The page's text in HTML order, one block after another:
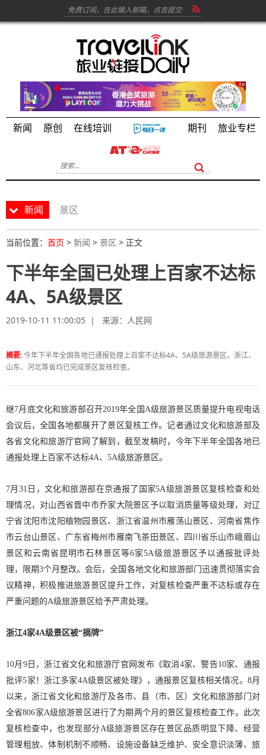
新闻 原创 在线培训 期刊 旅业专栏
新闻 景区
当前位置： 首页 > 新闻 > 景区 > 正文
下半年全国已处理上百家不达标
4A、5A级景区
2019-10-11 11:00:05 | 来源： 人民网
摘要:今年下半年全国各地已通报处理上百家不达标4A、5A级旅游景区。浙江、
山东、河北等省均已完成景区复核检查。
继7月底文化和旅游部召开2019年全国A级旅游景区质量提升电视电话
会议后，全国各地都展开了景区复核工作。记者通过文化和旅游部及
各省文化和旅游厅官网了解到，截至发稿时，今年下半年全国各地已
通报处理上百家不达标4A、5A级旅游景区。
7月31日，文化和旅游部在京通报了国家5A级旅游景区复核检查和处
理情况，对山西省晋中市乔家大院景区予以取消质量等级处理，对辽
宁省沈阳市沈阳植物园景区、浙江省温州市雁荡山景区、河南省焦作
市云台山景区、广东省梅州市雁南飞茶田景区、四川省乐山市峨眉山
景区和云南省昆明市石林景区等6家5A级旅游景区予以通报批评处
理，限期3个月整改。会后，全国各地文化和旅游部门迅速贯彻落实会
议精神，积极推进旅游景区提升工作，对复核检查严重不达标或存在
严重问题的A级旅游景区给予严肃处理。
浙江4家4A级景区被“摘牌”
10月9日，浙江省文化和旅游厅官网发布《取消4家、警告10家、通报
批评5家！浙江多家4A级景区被处理》，通报景区复核相关情况。8月
以来，浙江省文化和旅游厅及各市、县（市、区）文化和旅游部门对
全省806家A级旅游景区进行了为期两个月的景区复核检查工作。此次
复核检查中，也发现部分A级旅游景区存在景区品质明显下降、经营
管理粗放、体制机制不顺畅、设施设备缺乏维护、安全意识淡薄、旅